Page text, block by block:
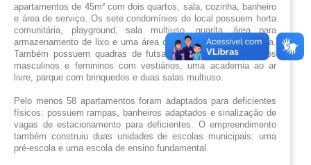
apartamentos de 45m² com dois quartos, sala, cozinha, banheiro
e área de serviço. Os sete condomínios do local possuem horta
comunitária, playground, sala multiuso, guarita, área para
armazenamento de lixo e uma área de lazer com churrasqueira.
Também possuem quadras de futsal, tênis, peteca, banheiros
masculinos e femininos com vestiários, uma academia ao ar
livre, parque com brinquedos e duas salas multiuso.
Pelo menos 58 apartamentos foram adaptados para deficientes
físicos: possuem rampas, banheiros adaptados e sinalização de
vagas de estacionamento para deficientes. O empreendimento
também construiu duas unidades de escolas municipais: uma
pré-escola e uma escola de ensino fundamental.